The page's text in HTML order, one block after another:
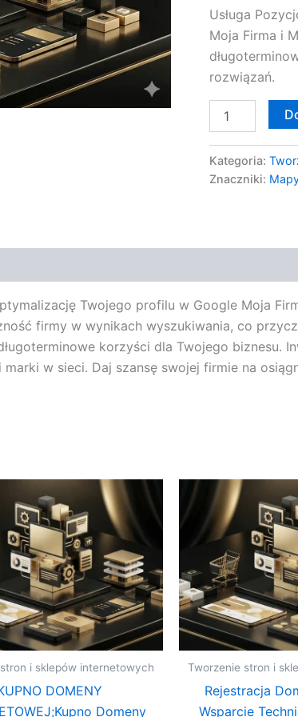
Usługa
Moja Firma i
rozwiązań.
Kategoria:
Znaczniki:
Twojego profilu w Google Moja
firmy w wynikach wyszukiwania, co
korzyści dla Twojego biznesu.
w sieci. Daj szansę swojej firmie na
i sklepów internetowych
DOMENY
Domeny
Tworzenie stron i
Rejestracja
Wsparcie